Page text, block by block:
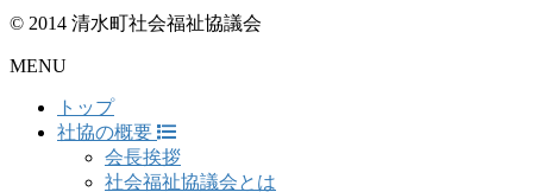
© 2014 清水町社会福祉協議会
MENU
トップ
社協の概要
会長挨拶
社会福祉協議会とは